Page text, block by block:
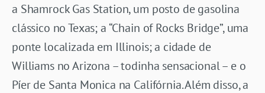
a Shamrock Gas Station, um posto de gasolina
clássico no Texas; a “Chain of Rocks Bridge”, uma
ponte localizada em Illinois; a cidade de
Williams no Arizona – todinha sensacional – e o
Píer de Santa Monica na Califórnia. Além disso, a